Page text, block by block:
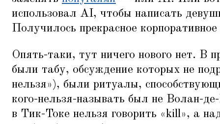
использовал AI, чтобы написать
Получилось прекрасное корпоративное
Опять-таки, тут ничего нового нет. В
были табу, обсуждение которых не
нельзя»), были ритуалы,
кого-нельзя-называть был не Волан-
в Тик-Токе нельзя говорить «kill», а